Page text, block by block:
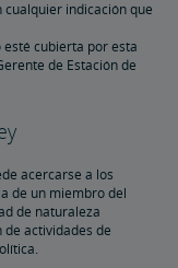
indicación que
esté cubierta por esta
de Estación de
acercarse a los
de un miembro del
de naturaleza
de actividades de